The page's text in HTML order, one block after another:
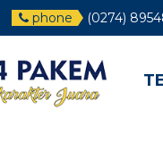
phone (0274)